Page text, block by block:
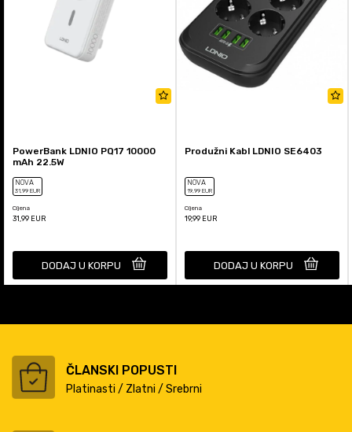
PowerBank LDNIO PQ17 10000
mAh 22.5W
NOVA
31,99 EUR
Cijena
31,99 EUR
DODAJ U KORPU
Produžni Kabl LDNIO SE6403
NOVA
19,99 EUR
Cijena
19,99 EUR
DODAJ U KORPU
ČLANSKI POPUSTI
Platinasti / Zlatni / Srebrni